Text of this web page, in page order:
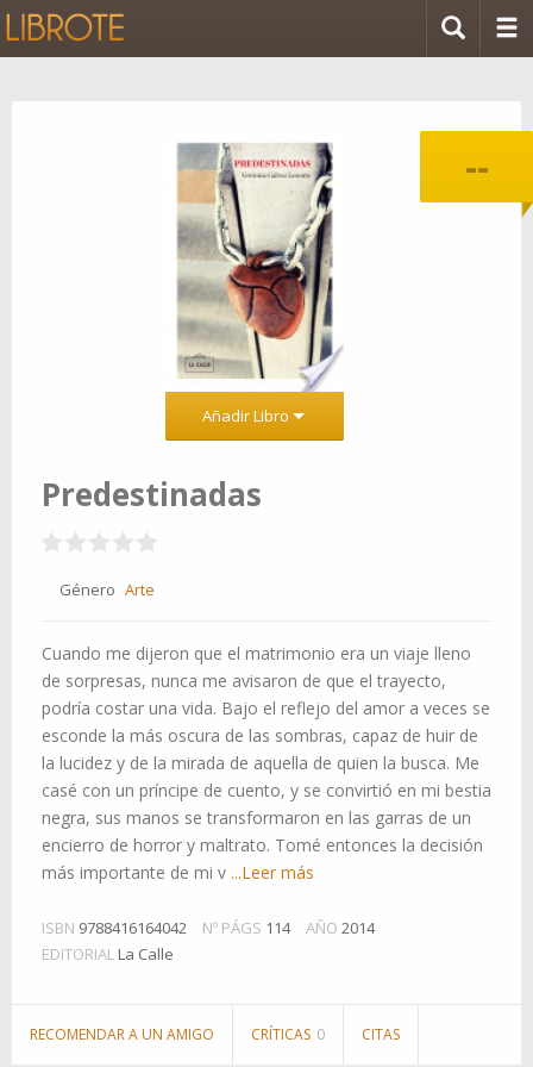
--
Añadir Libro
Predestinadas
Género Arte
Cuando me dijeron que el matrimonio era un viaje lleno
de sorpresas, nunca me avisaron de que el trayecto,
podría costar una vida. Bajo el reflejo del amor a veces se
esconde la más oscura de las sombras, capaz de huir de
la lucidez y de la mirada de aquella de quien la busca. Me
casé con un príncipe de cuento, y se convirtió en mi bestia
negra, sus manos se transformaron en las garras de un
encierro de horror y maltrato. Tomé entonces la decisión
más importante de mi v ...Leer más
ISBN 9788416164042 Nº PÁGS 114 AÑO 2014
EDITORIAL La Calle
RECOMENDAR A UN AMIGO CRÍTICAS 0 CITAS